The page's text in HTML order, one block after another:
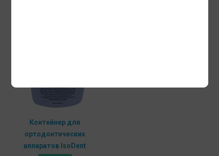
Контейнер для
ортодонтических
аппаратов IsoDent